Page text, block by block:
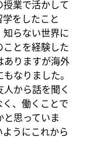
業で活かして
をしたこと
らない世界に
とを経験した
ありますが海外
なりました。
から話を聞く
、働くことで
思っていま
うにこれから